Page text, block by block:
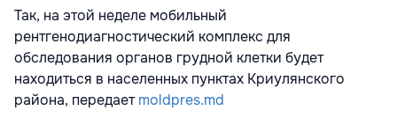
Так, на этой неделе мобильный
рентгенодиагностический комплекс для
обследования органов грудной клетки будет
находиться в населенных пунктах Криулянского
района, передаетmoldpres.md